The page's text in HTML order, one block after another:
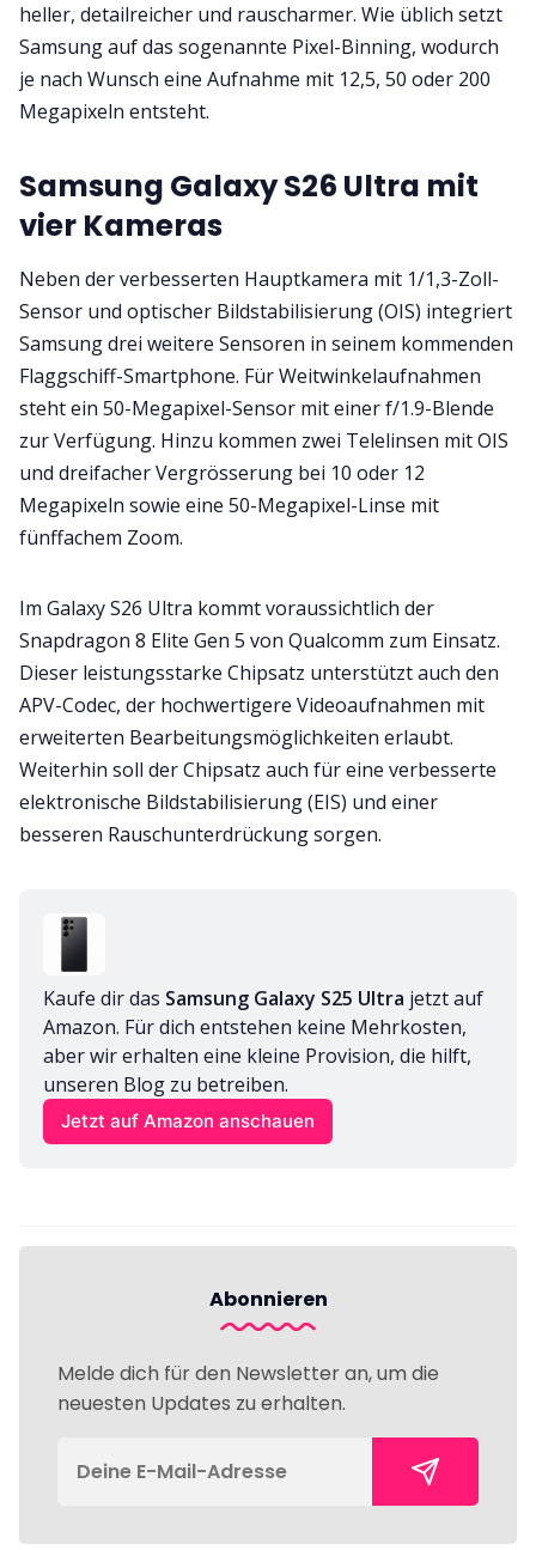
heller, detailreicher und rauscharmer. Wie üblich setzt
Samsung auf das sogenannte Pixel-Binning, wodurch
je nach Wunsch eine Aufnahme mit 12,5, 50 oder 200
Megapixeln entsteht.
Samsung Galaxy S26 Ultra mit
vier Kameras
Neben der verbesserten Hauptkamera mit 1/1,3-Zoll-
Sensor und optischer Bildstabilisierung (OIS) integriert
Samsung drei weitere Sensoren in seinem kommenden
Flaggschiff-Smartphone. Für Weitwinkelaufnahmen
steht ein 50-Megapixel-Sensor mit einer f/1.9-Blende
zur Verfügung. Hinzu kommen zwei Telelinsen mit OIS
und dreifacher Vergrösserung bei 10 oder 12
Megapixeln sowie eine 50-Megapixel-Linse mit
fünffachem Zoom.
Im Galaxy S26 Ultra kommt voraussichtlich der
Snapdragon 8 Elite Gen 5 von Qualcomm zum Einsatz.
Dieser leistungsstarke Chipsatz unterstützt auch den
APV-Codec, der hochwertigere Videoaufnahmen mit
erweiterten Bearbeitungsmöglichkeiten erlaubt.
Weiterhin soll der Chipsatz auch für eine verbesserte
elektronische Bildstabilisierung (EIS) und einer
besseren Rauschunterdrückung sorgen.
Kaufe dir das Samsung Galaxy S25 Ultra jetzt auf
Amazon. Für dich entstehen keine Mehrkosten,
aber wir erhalten eine kleine Provision, die hilft,
unseren Blog zu betreiben.
Jetzt auf Amazon anschauen
Abonnieren
Melde dich für den Newsletter an, um die
neuesten Updates zu erhalten.